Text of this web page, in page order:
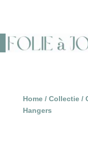
Home/ Collectie/
Hangers